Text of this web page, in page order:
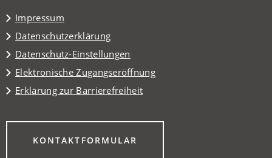
Impressum
Datenschutzerklärung
Datenschutz-Einstellungen
Elektronische Zugangseröffnung
Erklärung zur Barrierefreiheit
KONTAKTFORMULAR
(ÖFFNET